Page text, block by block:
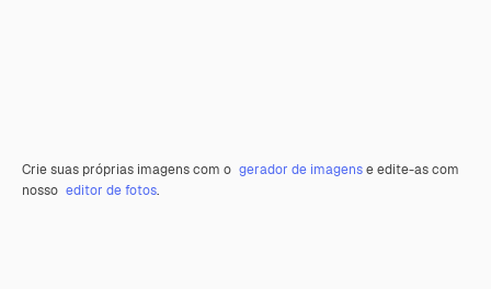
Crie suas próprias imagens com o gerador de imagense edite-as com
nosso editor de fotos.